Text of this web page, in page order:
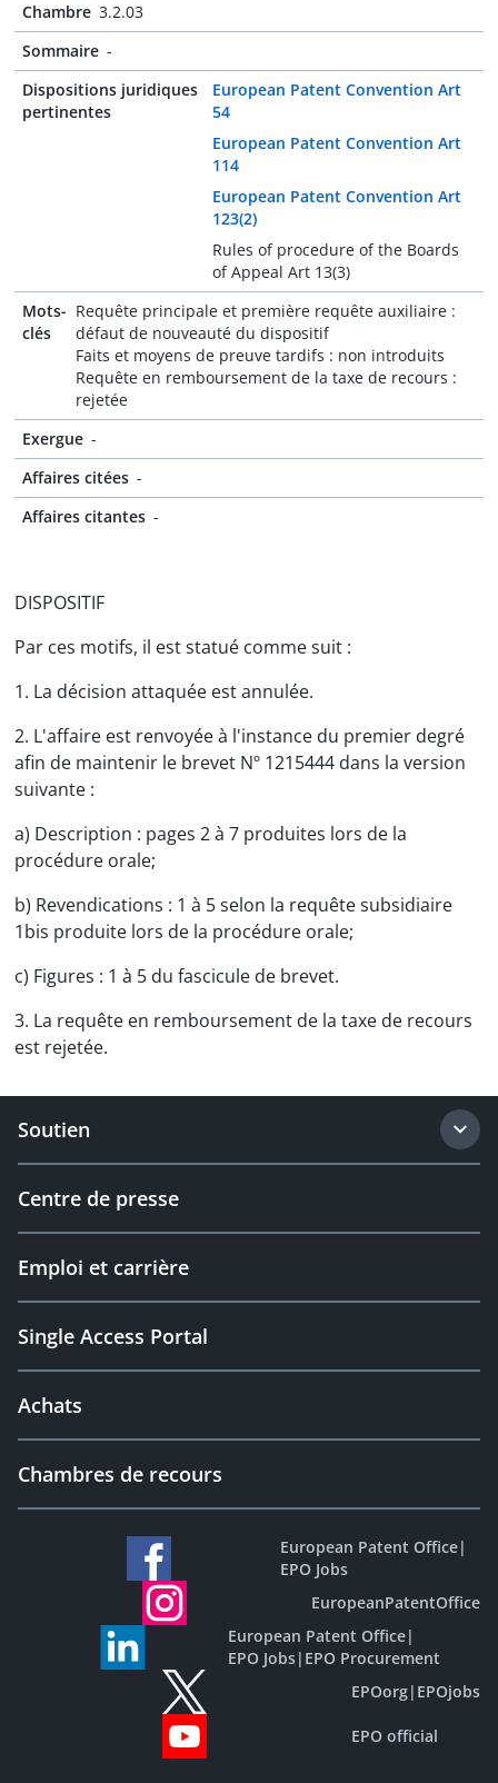
Chambre 3.2.03
Sommaire -
Dispositions juridiques
pertinentes
European Patent Convention Art
54
European Patent Convention Art
114
European Patent Convention Art
123(2)
Rules of procedure of the Boards
of Appeal Art 13(3)
Mots-
clés
Requête principale et première requête auxiliaire :
défaut de nouveauté du dispositif
Faits et moyens de preuve tardifs : non introduits
Requête en remboursement de la taxe de recours :
rejetée
Exergue -
Affaires citées -
Affaires citantes -
DISPOSITIF
Par ces motifs, il est statué comme suit :
1. La décision attaquée est annulée.
2. L'affaire est renvoyée à l'instance du premier degré
afin de maintenir le brevet Nº 1215444 dans la version
suivante :
a) Description : pages 2 à 7 produites lors de la
procédure orale;
b) Revendications : 1 à 5 selon la requête subsidiaire
1bis produite lors de la procédure orale;
c) Figures : 1 à 5 du fascicule de brevet.
3. La requête en remboursement de la taxe de recours
est rejetée.
Soutien
Centre de presse
Emploi et carrière
Single Access Portal
Achats
Chambres de recours
European Patent Office|
EPO Jobs
EuropeanPatentOffice
European Patent Office|
EPO Jobs| EPO Procurement
EPOorg| EPOjobs
EPO official